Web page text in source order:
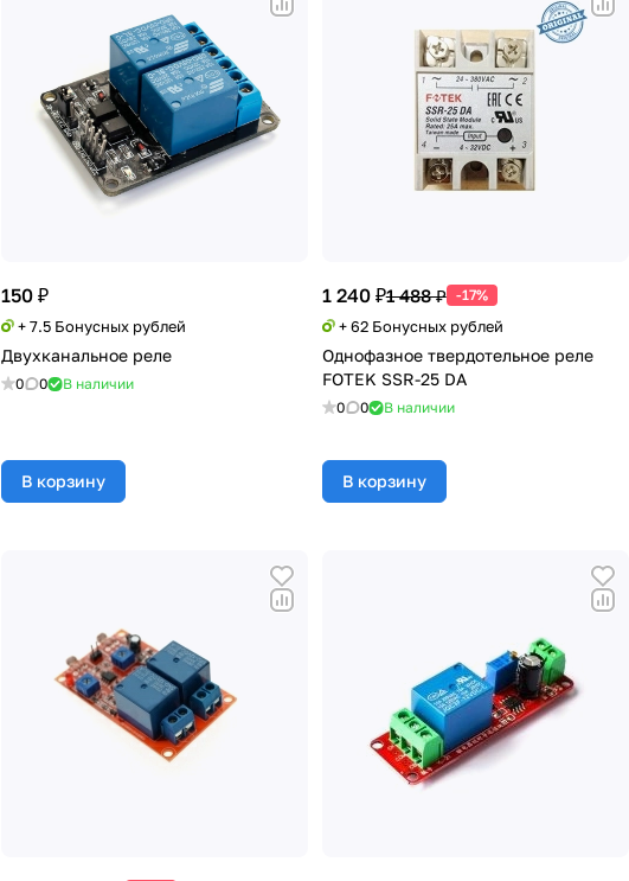
150 ₽
+ 7.5 Бонусных рублей
Двухканальное реле
0 0 В наличии
В корзину
1 240 ₽1 488 ₽ -17%
+ 62 Бонусных рублей
Однофазное твердотельное реле
FOTEK SSR-25 DA
0 0 В наличии
В корзину